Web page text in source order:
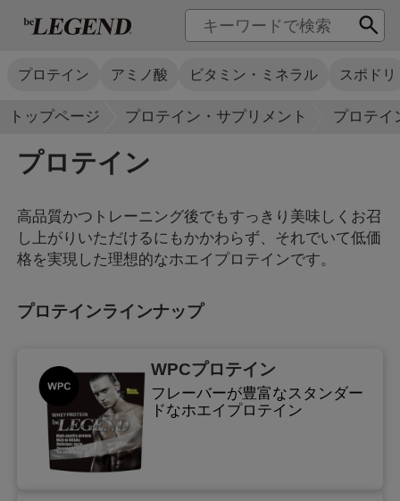
プロテイン アミノ酸 ビタミン・ミネラル スポドリ
トップページ プロテイン・サプリメント プロテイ
プロテイン
高品質かつトレーニング後でもすっきり美味しくお召
し上がりいただけるにもかかわらず、それでいて低価
格を実現した理想的なホエイプロテインです。
プロテインラインナップ
WPCプロテイン
フレーバーが豊富なスタンダー
ドなホエイプロテイン